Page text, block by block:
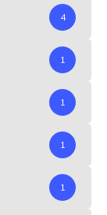
4
1
1
1
1